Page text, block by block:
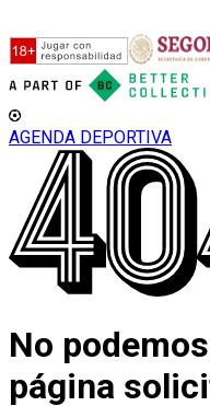
AGENDA DEPORTIVA
No
página